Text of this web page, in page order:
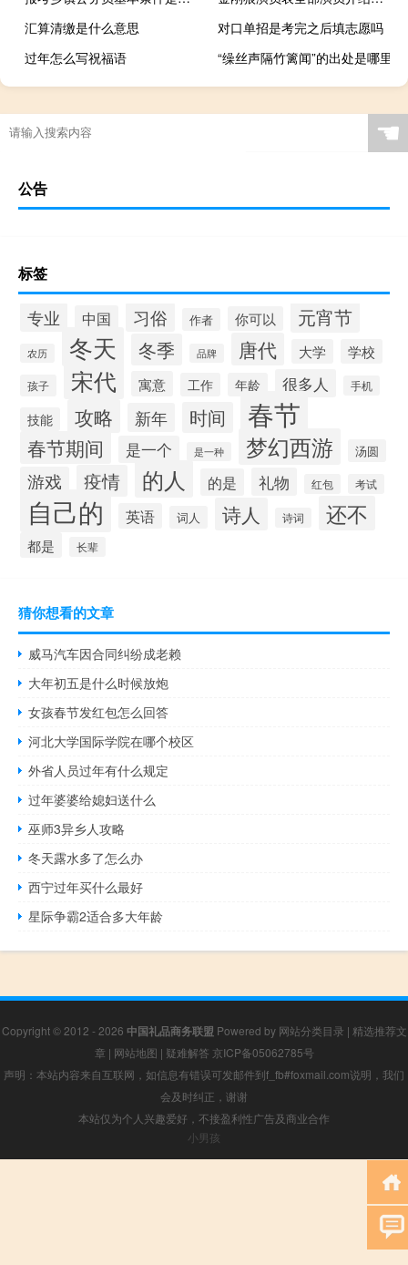
汇算清缴是什么意思
对口单招是考完之后填志愿吗
过年怎么写祝福语
“缲丝声隔竹篱闻”的出处是哪里
☚
公告
标签
专业 中国 习俗 作者 你可以 元宵节
农历 冬天 冬季 品牌 唐代 大学 学校
孩子 宋代 寓意 工作 年龄 很多人 手机
技能 攻略 新年 时间 春节
春节期间 是一个 是一种 梦幻西游 汤圆
游戏 疫情 的人 的是 礼物 红包 考试
自己的 英语 词人 诗人 诗词 还不
都是 长辈
猜你想看的文章
威马汽车因合同纠纷成老赖
大年初五是什么时候放炮
女孩春节发红包怎么回答
河北大学国际学院在哪个校区
外省人员过年有什么规定
过年婆婆给媳妇送什么
巫师3异乡人攻略
冬天露水多了怎么办
西宁过年买什么最好
星际争霸2适合多大年龄
Copyright © 2012 - 2026 中国礼品商务联盟 Powered by 网站分类目录 | 精选推荐文
章 | 网站地图 | 疑难解答 京ICP备05062785号
声明：本站内容来自互联网，如信息有错误可发邮件到f_fb#foxmail.com说明，我们
会及时纠正，谢谢
本站仅为个人兴趣爱好，不接盈利性广告及商业合作
小男孩